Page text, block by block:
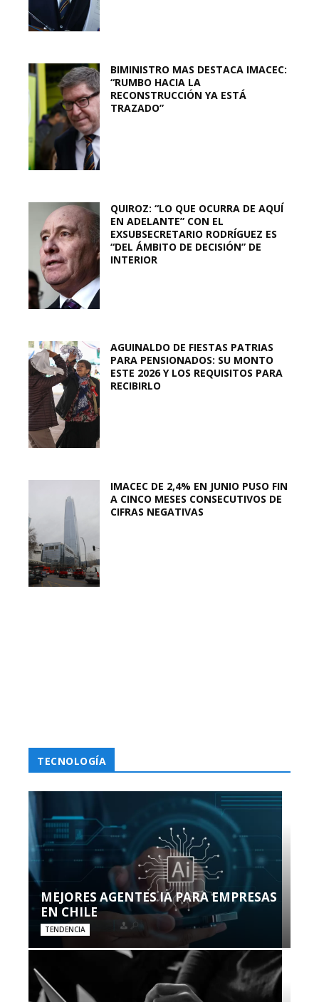
BIMINISTRO MAS DESTACA IMACEC:
“RUMBO HACIA LA
RECONSTRUCCIÓN YA ESTÁ
TRAZADO”
QUIROZ: “LO QUE OCURRA DE AQUÍ
EN ADELANTE” CON EL
EXSUBSECRETARIO RODRÍGUEZ ES
“DEL ÁMBITO DE DECISIÓN” DE
INTERIOR
AGUINALDO DE FIESTAS PATRIAS
PARA PENSIONADOS: SU MONTO
ESTE 2026 Y LOS REQUISITOS PARA
RECIBIRLO
IMACEC DE 2,4% EN JUNIO PUSO FIN
A CINCO MESES CONSECUTIVOS DE
CIFRAS NEGATIVAS
TECNOLOGÍA
MEJORES AGENTES IA PARA EMPRESAS
EN CHILE
TENDENCIA